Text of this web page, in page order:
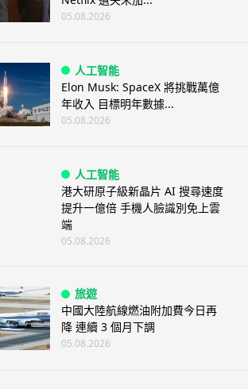
05.08.2026
人工智能
Elon Musk: SpaceX 將挑戰萬億
年收入 目標明年數據...
05.08.2026
人工智能
港大研原子級新晶片 AI 搜尋速度
提升一億倍 手機人臉識別免上雲
端
05.08.2026
旅遊
中國大陸航線燃油附加費今日再
降 連續 3 個月下調
05.08.2026